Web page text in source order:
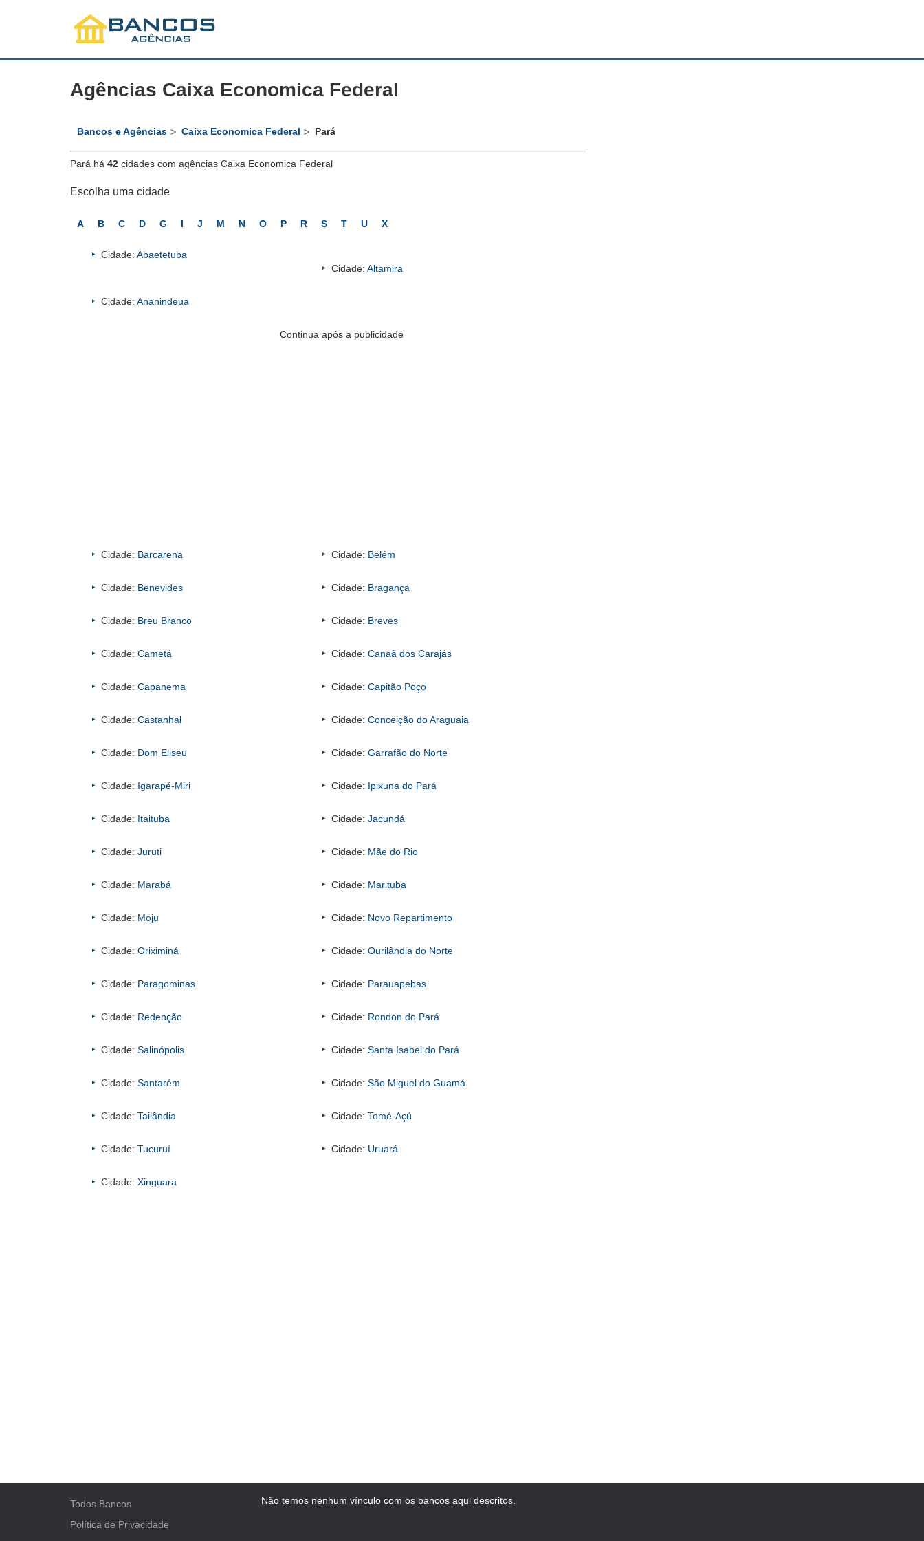
Agências Caixa Economica Federal
Bancos e Agências Caixa Economica Federal Pará
Pará há 42 cidades com agências Caixa Economica Federal
Escolha uma cidade
A B C D G I J M N O P R S T U X
Cidade: Abaetetuba
Cidade: Altamira
Cidade: Ananindeua
Continua após a publicidade
Cidade: Barcarena Cidade: Belém
Cidade: Benevides Cidade: Bragança
Cidade: Breu Branco Cidade: Breves
Cidade: Cametá Cidade: Canaã dos Carajás
Cidade: Capanema Cidade: Capitão Poço
Cidade: Castanhal Cidade: Conceição do Araguaia
Cidade: Dom Eliseu Cidade: Garrafão do Norte
Cidade: Igarapé-Miri Cidade: Ipixuna do Pará
Cidade: Itaituba Cidade: Jacundá
Cidade: Juruti Cidade: Mãe do Rio
Cidade: Marabá Cidade: Marituba
Cidade: Moju Cidade: Novo Repartimento
Cidade: Oriximiná Cidade: Ourilândia do Norte
Cidade: Paragominas Cidade: Parauapebas
Cidade: Redenção Cidade: Rondon do Pará
Cidade: Salinópolis Cidade: Santa Isabel do Pará
Cidade: Santarém Cidade: São Miguel do Guamá
Cidade: Tailândia Cidade: Tomé-Açú
Cidade: Tucuruí Cidade: Uruará
Cidade: Xinguara
Todos Bancos
Política de Privacidade
Não temos nenhum vínculo com os bancos aqui descritos.